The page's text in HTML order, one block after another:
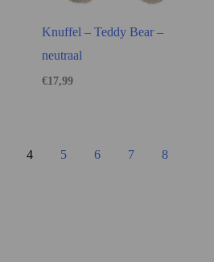
Knuffel – Teddy Bear –
neutraal
€17,99
4 5 6 7 8